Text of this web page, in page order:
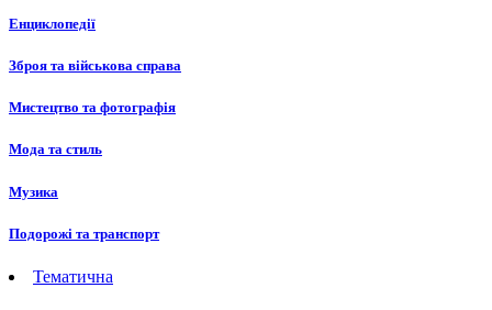
Енциклопедії
Зброя та військова справа
Мистецтво та фотографія
Мода та стиль
Музика
Подорожі та транспорт
Тематична